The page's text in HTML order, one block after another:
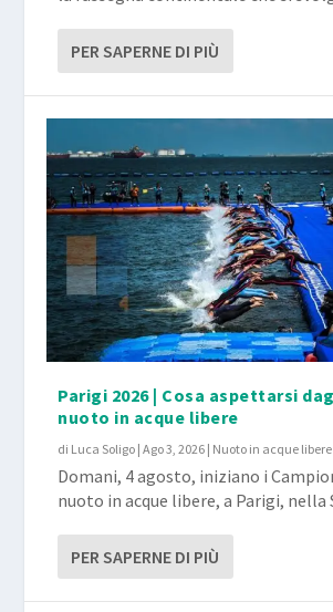
PER SAPERNE DI PIÙ
Parigi 2026 | Cosa aspettarsi
nuoto in acque libere
di Luca Soligo |Ago 3, 2026 | Nuoto in acque libere
Domani, 4 agosto, iniziano i
nuoto in acque libere, a Parigi, nella
PER SAPERNE DI PIÙ